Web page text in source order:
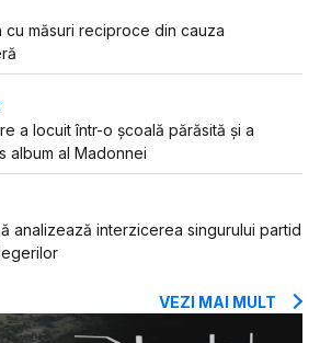
cu măsuri reciproce din cauza
a locuit într-o școală părăsită și a
album al Madonnei
analizează interzicerea singurului partid
VEZI MAI MULT